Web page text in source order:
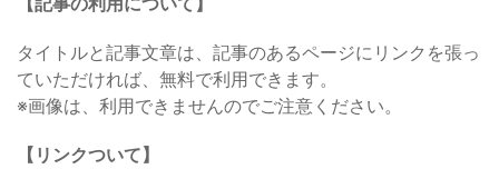
タイトルと記事文章は、記事のあるページにリンクを張っ
ていただければ、無料で利用できます。
※画像は、利用できませんのでご注意ください。
【リンクついて】